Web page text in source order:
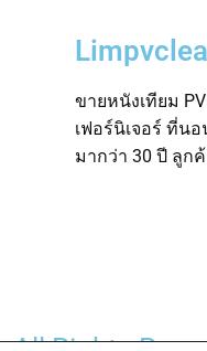
ขายหนังเทียม
เฟอร์นิเจอร์ ที่น
มากว่า 30 ปี ลู